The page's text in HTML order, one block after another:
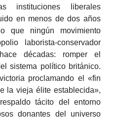
instituciones liberales
en menos de dos años
que ningún movimiento
laborista-conservador
décadas: romper el
sistema político británico.
proclamando el «fin
la vieja élite establecida»,
tácito del entorno
donantes del universo